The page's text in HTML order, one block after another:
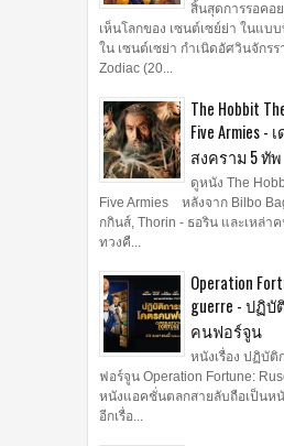
สิ้นสุดการรอคอ
เห็นโลกของ เซนต์เซย์ย่า ในแบ
ใน เซนต์เซย่า กำเนิดอัศวินจักรร
Zodiac (20...
The Hobbit
Five Armies -
สงคราม 5 ทัพ
ดูหนัง The
Five Armies หลังจาก Bilbo
กกินส์, Thorin - ธอริน และเหล่า
ทวงคื...
Operation
guerre - ปฏิ
คนฟอร์จูน
หนังเรื่อง ปฏิบัติ
ฟอร์จูน Operation Fortune:
หนังแอคชั่นตลกสายลับถือเป็นห
อีกเรื่อ...